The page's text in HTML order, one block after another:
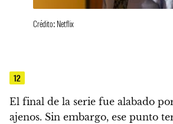
Crédito: Netflix
12
El final de la serie fue alabado
ajenos. Sin embargo, ese punto